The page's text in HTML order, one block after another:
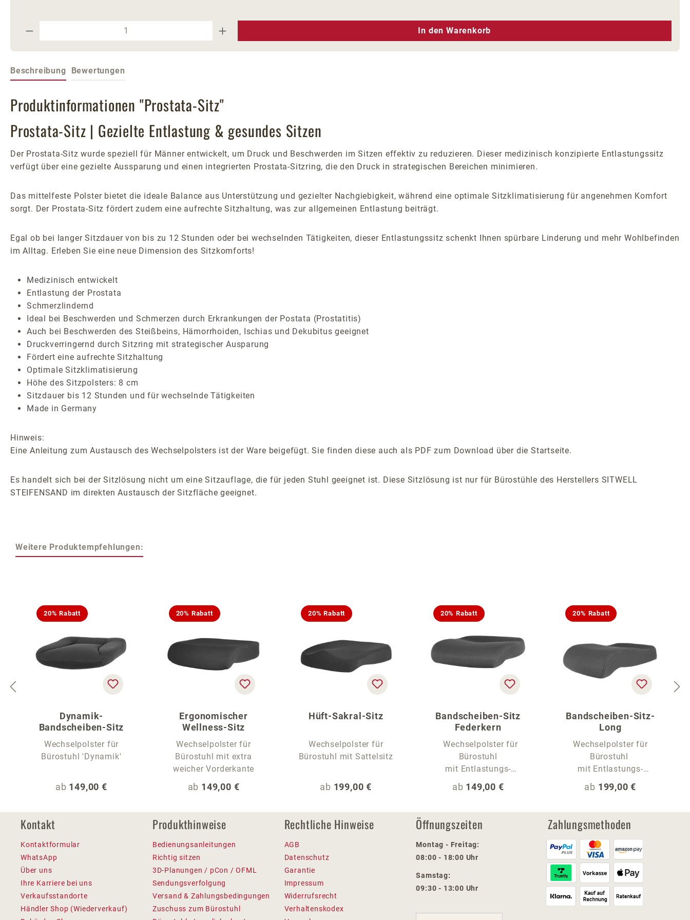
Produkt Anzahl: Gib den gewünschten Wert ein oder benutze die Schaltflächen um die Anzahl zu erhöhen oder zu
In den Warenkorb
Beschreibung Bewertungen
Produktinformationen "Prostata-Sitz"
Prostata-Sitz | Gezielte Entlastung & gesundes Sitzen
Der Prostata-Sitz wurde speziell für Männer entwickelt, um Druck und Beschwerden im Sitzen effektiv zu reduzieren. Dieser medizinisch konzipierte Entlastungssitz
verfügt über eine gezielte Aussparung und einen integrierten Prostata-Sitzring, die den Druck in strategischen Bereichen minimieren.
Das mittelfeste Polster bietet die ideale Balance aus Unterstützung und gezielter Nachgiebigkeit, während eine optimale Sitzklimatisierung für angenehmen Komfort
sorgt. Der Prostata-Sitz fördert zudem eine aufrechte Sitzhaltung, was zur allgemeinen Entlastung beiträgt.
Egal ob bei langer Sitzdauer von bis zu 12 Stunden oder bei wechselnden Tätigkeiten, dieser Entlastungssitz schenkt Ihnen spürbare Linderung und mehr Wohlbefinden
im Alltag. Erleben Sie eine neue Dimension des Sitzkomforts!
Medizinisch entwickelt
Entlastung der Prostata
Schmerzlindernd
Ideal bei Beschwerden und Schmerzen durch Erkrankungen der Postata (Prostatitis)
Auch bei Beschwerden des Steißbeins, Hämorrhoiden, Ischias und Dekubitus geeignet
Druckverringernd durch Sitzring mit strategischer Ausparung
Fördert eine aufrechte Sitzhaltung
Optimale Sitzklimatisierung
Höhe des Sitzpolsters: 8 cm
Sitzdauer bis 12 Stunden und für wechselnde Tätigkeiten
Made in Germany
Hinweis:
Eine Anleitung zum Austausch des Wechselpolsters ist der Ware beigefügt. Sie finden diese auch als PDF zum Download über die Startseite.
Es handelt sich bei der Sitzlösung nicht um eine Sitzauflage, die für jeden Stuhl geeignet ist. Diese Sitzlösung ist nur für Bürostühle des Herstellers SITWELL
STEIFENSAND im direkten Austausch der Sitzfläche geeignet.
Weitere Produktempfehlungen:
20% Rabatt
Dynamik-
Bandscheiben-Sitz
Wechselpolster für
Bürostuhl 'Dynamik'
Regulärer Preis:
ab 149,00 €
20% Rabatt
Ergonomischer
Wellness-Sitz
Wechselpolster für
Bürostuhl mit extra
weicher Vorderkante
Regulärer Preis:
ab 149,00 €
20% Rabatt
Hüft-Sakral-Sitz
Wechselpolster für
Bürostuhl mit Sattelsitz
Regulärer Preis:
ab 199,00 €
20% Rabatt
Bandscheiben-Sitz
Federkern
Wechselpolster für
Bürostuhl
mit Entlastungs-
Regulärer Preis:
ab 149,00 €
20% Rabatt
Bandscheiben-Sitz-
Long
Wechselpolster für
Bürostuhl
mit Entlastungs-
Sitzwelle und extra
langer Sitzfläche
Regulärer Preis:
ab 199,00 €
Kontakt
Kontaktformular
WhatsApp
Über uns
Ihre Karriere bei uns
Verkaufsstandorte
Händler Shop (Wiederverkauf)
Produkthinweise
Bedienungsanleitungen
Richtig sitzen
3D-Planungen / pCon / OFML
Sendungsverfolgung
Versand & Zahlungsbedingungen
Zuschuss zum Bürostuhl
Rechtliche Hinweise
AGB
Datenschutz
Garantie
Impressum
Widerrufsrecht
Verhaltenskodex
Öffnungszeiten
Montag - Freitag:
08:00 - 18:00 Uhr
Samstag:
09:30 - 13:00 Uhr
Zahlungsmethoden